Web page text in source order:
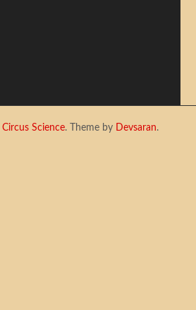
Circus Science. Theme by Devsaran.